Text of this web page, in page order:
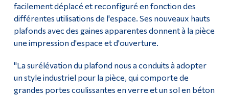
facilement déplacé et reconfiguré en fonction des
différentes utilisations de l'espace. Ses nouveaux hauts
plafonds avec des gaines apparentes donnent à la pièce
une impression d'espace et d'ouverture.
"La surélévation du plafond nous a conduits à adopter
un style industriel pour la pièce, qui comporte de
grandes portes coulissantes en verre et un sol en béton